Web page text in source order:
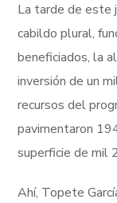
La tarde de este
cabildo plural,
beneficiados, la
inversión de un
recursos del
pavimentaron
superficie de mil
Ahí, Topete